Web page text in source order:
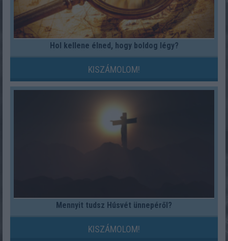
Hol kellene élned, hogy boldog légy?
KISZÁMOLOM!
Mennyit tudsz Húsvét ünnepéről?
KISZÁMOLOM!